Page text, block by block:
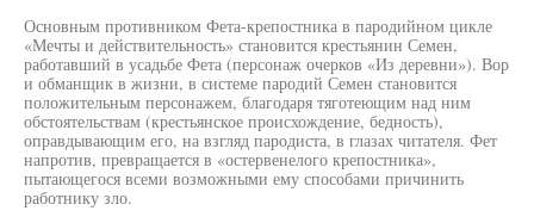
Основным противником Фета-крепостника в пародийном цикле
«Мечты и действительность» становится крестьянин Семен,
работавший в усадьбе Фета (персонаж очерков «Из деревни»). Вор
и обманщик в жизни, в системе пародий Семен становится
положительным персонажем, благодаря тяготеющим над ним
обстоятельствам (крестьянское происхождение, бедность),
оправдывающим его, на взгляд пародиста, в глазах читателя. Фет
напротив, превращается в «остервенелого крепостника»,
пытающегося всеми возможными ему способами причинить
работнику зло.